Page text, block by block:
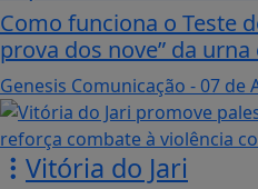
Como funciona o Teste
prova dos nove” da
Genesis Comunicação - 07 de
Vitória do Jari